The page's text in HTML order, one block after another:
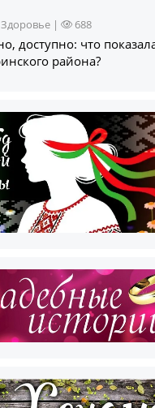
Здоровье | 688
доступно: что
района?